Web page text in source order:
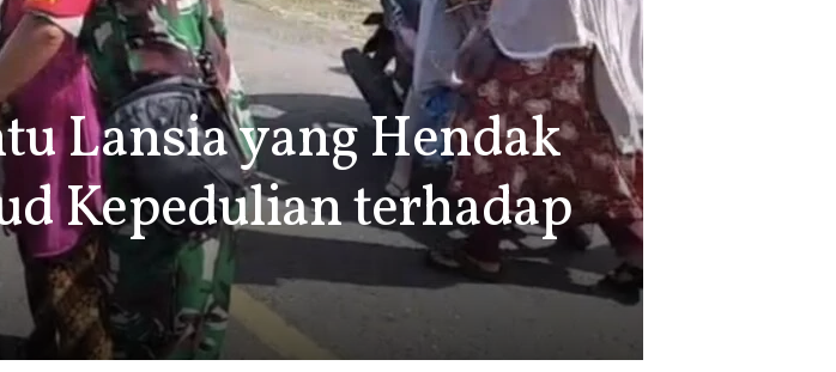
Lansia yang Hendak
Kepedulian terhadap